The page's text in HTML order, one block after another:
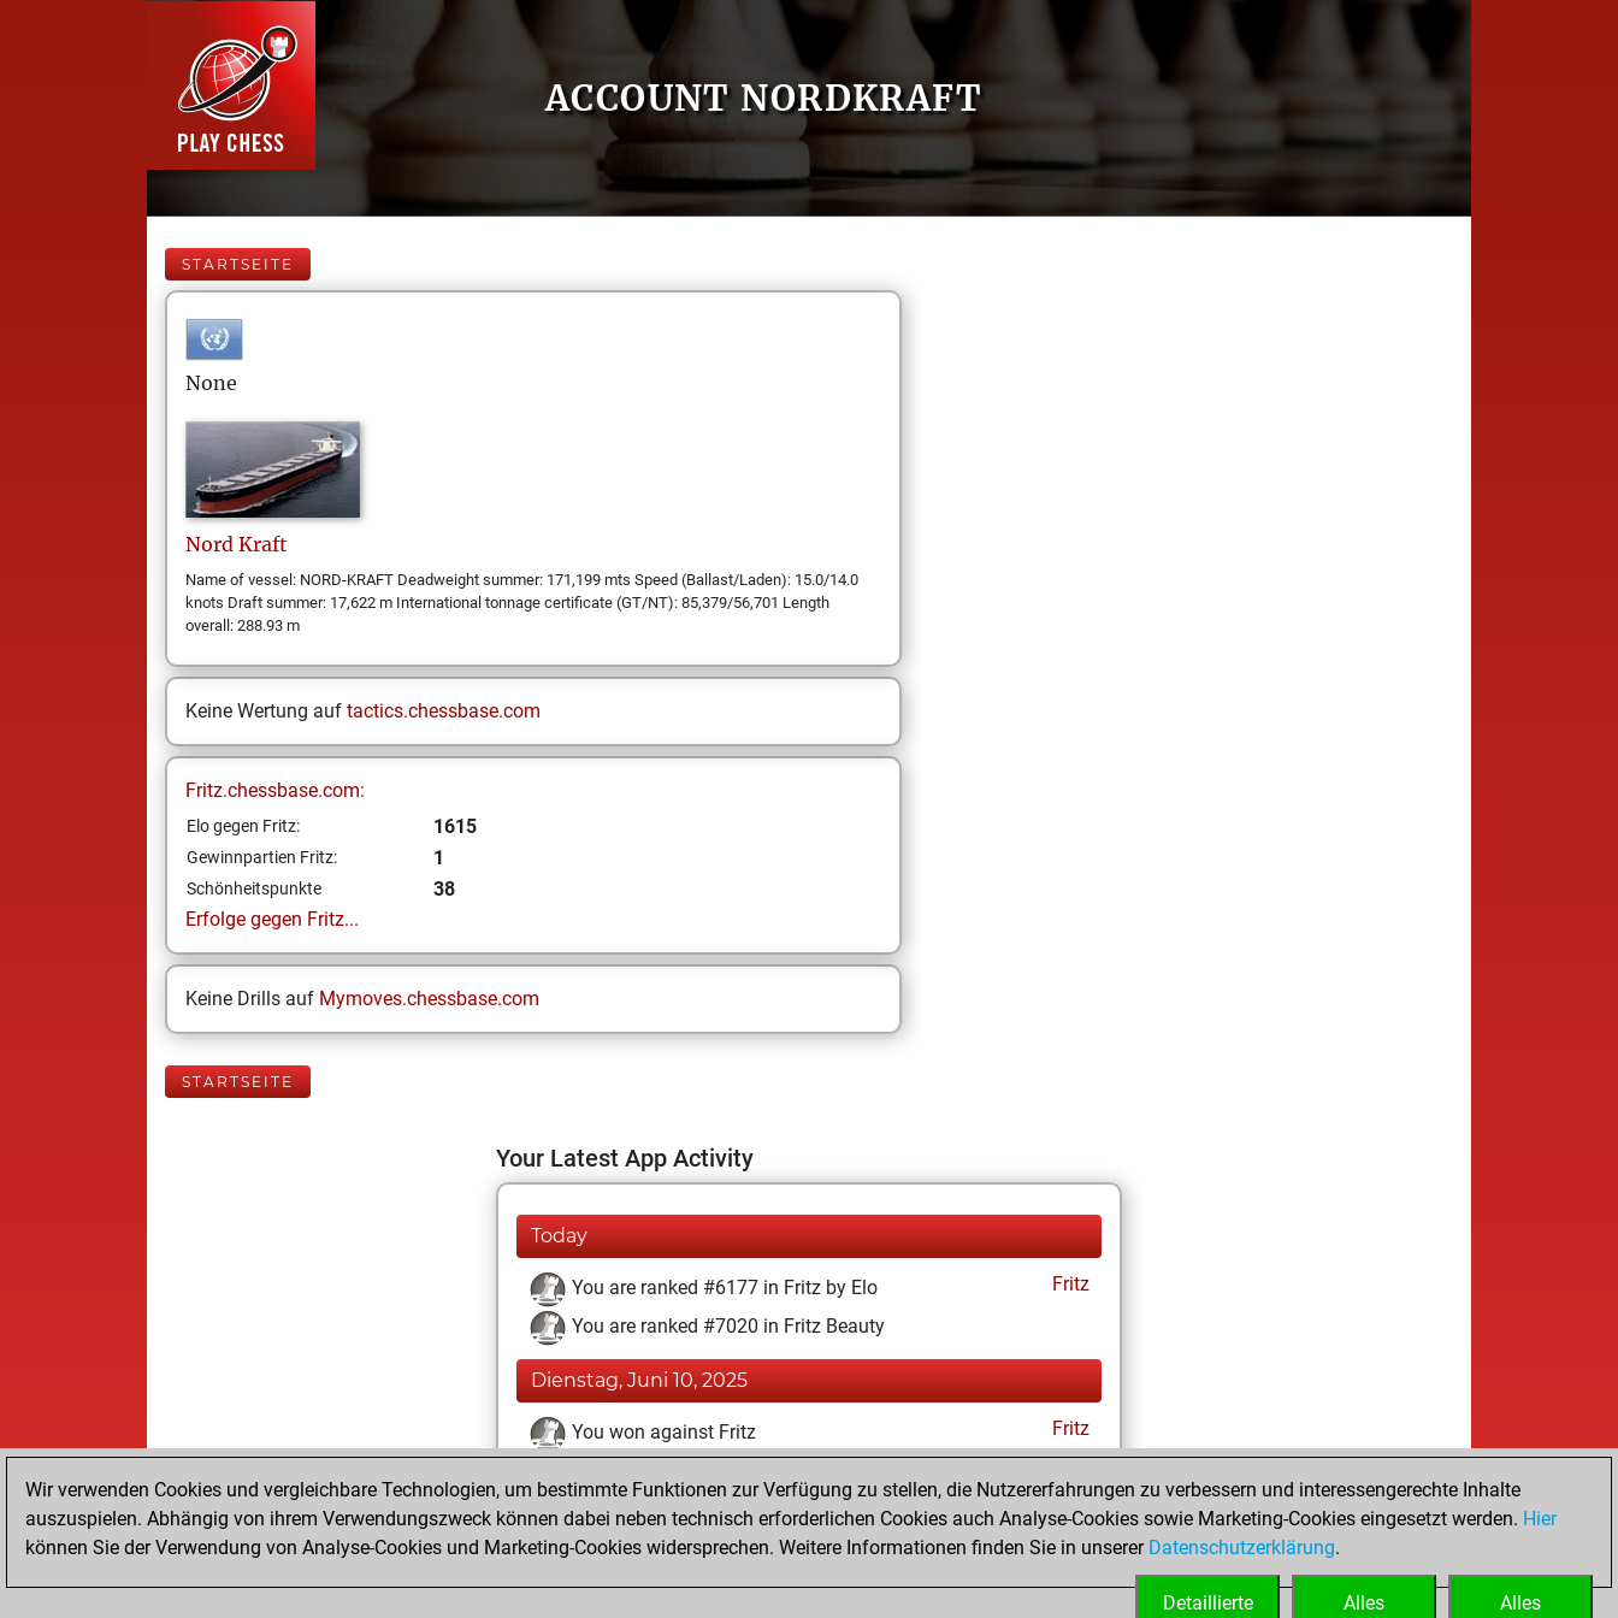
ACCOUNT NORDKRAFT
STARTSEITE
None
Nord Kraft
Name of vessel: NORD-KRAFT Deadweight summer: 171,199 mts Speed (Ballast/Laden): 15.0/14.0
knots Draft summer: 17,622 m International tonnage certificate (GT/NT): 85,379/56,701 Length
overall: 288.93 m
Keine Wertung auf tactics.chessbase.com
Fritz.chessbase.com:
Elo gegen Fritz: 1615
Gewinnpartien Fritz: 1
Schönheitspunkte
38
Erfolge gegen Fritz...
Keine Drills auf Mymoves.chessbase.com
STARTSEITE
Your Latest App Activity
Today
You are ranked #6177 in Fritz by Elo
Fritz
You are ranked #7020 in Fritz Beauty
Dienstag, Juni 10, 2025
You won against Fritz
Fritz
You achieved a new Elo of 1615
You created your Fritz account
Wir verwenden Cookies und vergleichbare Technologien, um bestimmte Funktionen zur Verfügung zu stellen, die Nutzererfahrungen zu verbessern und interessengerechte Inhalte
auszuspielen. Abhängig von ihrem Verwendungszweck können dabei neben technisch erforderlichen Cookies auch Analyse-Cookies sowie Marketing-Cookies eingesetzt werden. Hier
können Sie der Verwendung von Analyse-Cookies und Marketing-Cookies widersprechen. Weitere Informationen finden Sie in unserer Datenschutzerklärung.
Alles
Alles
Detaillierte